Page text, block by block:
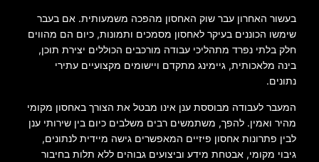
בעשור האחרון עבר שוק האחסון מהפכה משמעותית. אם בעבר
שימשו הכוננים בעיקר לאחסון מסמכים ותמונות, כיום הם מהווים
חלק בלתי נפרד מתהליכי עבודה מורכבים הכוללים יצירת תוכן,
בינה מלאכותית, גיימינג מתקדם ויישומים מקצועיים עתירי
נתונים.
המעבר לעבודה מבוססת ענן אינו מבטל את הצורך באחסון מקומי
מהיר ואמין. להפך, משתמשים רבים משלבים כיום בין שירותי ענן
לבין פתרונות אחסון פיזיים המאפשרים גישה מיידית לנתונים,
גיבוי מקומי, אבטחת מידע וביצועים גבוהים ללא תלות בחיבור